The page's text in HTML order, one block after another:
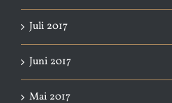
Juli 2017
Juni 2017
Mai 2017